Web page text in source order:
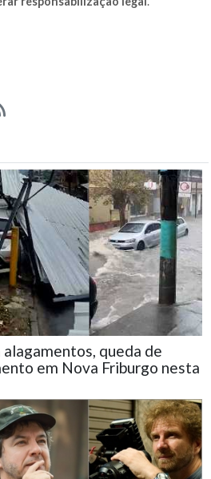
queda de
em Nova Friburgo nesta